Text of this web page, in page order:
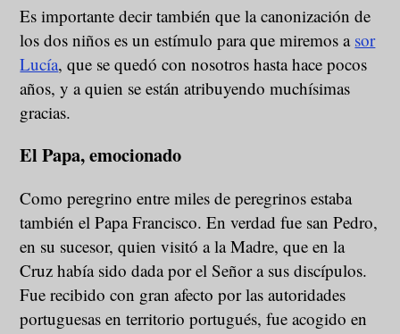
Es importante decir también que la canonización de
los dos niños es un estímulo para que miremos a sor
Lucía, que se quedó con nosotros hasta hace pocos
años, y a quien se están atribuyendo muchísimas
gracias.
El Papa, emocionado
Como peregrino entre miles de peregrinos estaba
también el Papa Francisco. En verdad fue san Pedro,
en su sucesor, quien visitó a la Madre, que en la
Cruz había sido dada por el Señor a sus discípulos.
Fue recibido con gran afecto por las autoridades
portuguesas en territorio portugués, fue acogido en